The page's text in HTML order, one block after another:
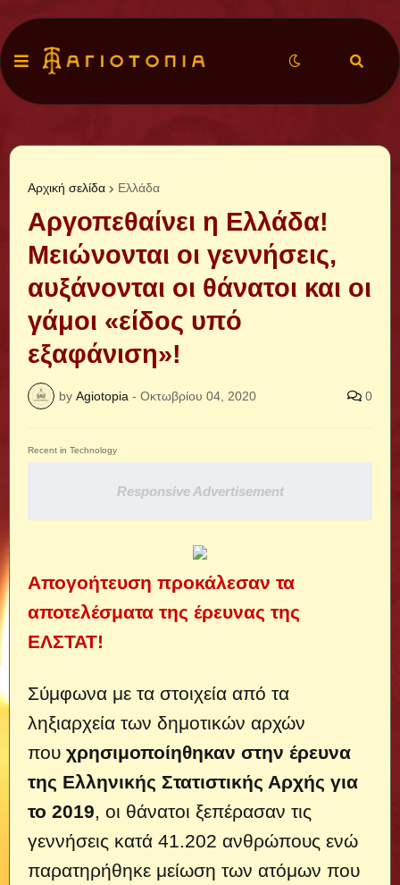
Αρχική σελίδα Ελλάδα
Αργοπεθαίνει η Ελλάδα!
Μειώνονται οι γεννήσεις,
αυξάνονται οι θάνατοι και οι
γάμοι «είδος υπό
εξαφάνιση»!
by Agiotopia - Οκτωβρίου 04, 2020 0
Recent in Technology
Responsive Advertisement
Απογοήτευση προκάλεσαν τα
αποτελέσματα της έρευνας της
ΕΛΣΤΑΤ!
Σύμφωνα με τα στοιχεία από τα
ληξιαρχεία των δημοτικών αρχών
που χρησιμοποίηθηκαν στην έρευνα
της Ελληνικής Στατιστικής Αρχής για
το 2019, οι θάνατοι ξεπέρασαν τις
γεννήσεις κατά 41.202 ανθρώπους ενώ
παρατηρήθηκε μείωση των ατόμων που